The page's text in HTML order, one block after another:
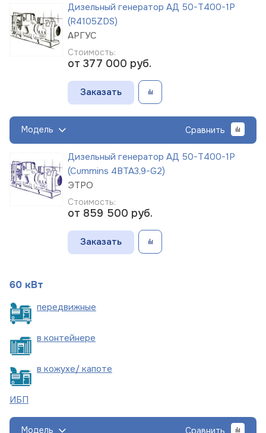
Дизельный генератор АД 50-Т400-1Р
(R4105ZDS)
АРГУС
Стоимость:
от 377 000 руб.
Заказать
Модель Сравнить
Дизельный генератор АД 50-Т400-1Р
(Cummins 4BTA3,9-G2)
ЭТРО
Стоимость:
от 859 500 руб.
Заказать
60 кВт
передвижные
в контейнере
в кожухе/ капоте
ИБП
Модель Сравнить